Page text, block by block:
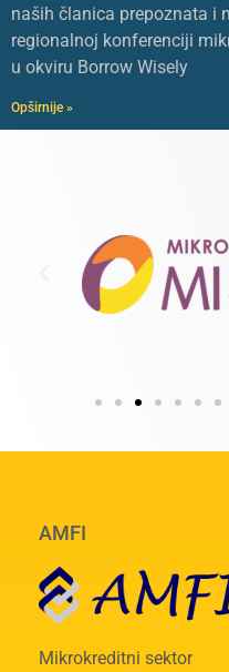
naših članica prepoznata i
regionalnoj konferenciji
u okviru Borrow Wisely
Opširnije »
AMFI
Mikrokreditni sektor